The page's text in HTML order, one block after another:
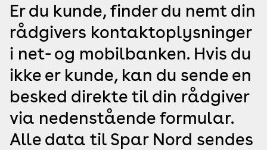
Er du kunde, finder du nemt din
rådgivers kontaktoplysninger
i net- og mobilbanken. Hvis du
ikke er kunde, kan du sende en
besked direkte til din rådgiver
via nedenstående formular.
Alle data til Spar Nord sendes